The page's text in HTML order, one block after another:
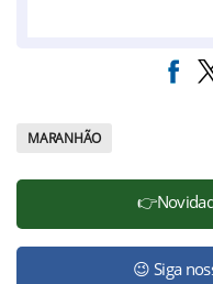
MARANHÃO
😉 Siga